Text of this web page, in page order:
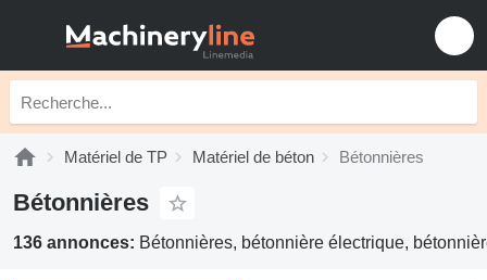
Matériel de TP Matériel de béton Bétonnières
Bétonnières
136 annonces: Bétonnières, bétonnière électrique,